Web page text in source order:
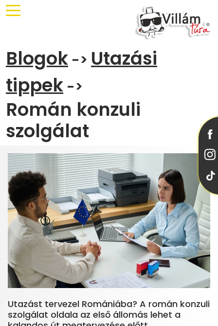
Blogok -> Utazási
tippek ->
Román konzuli
szolgálat
Utazást tervezel Romániába? A román konzuli
szolgálat oldala az első állomás lehet a